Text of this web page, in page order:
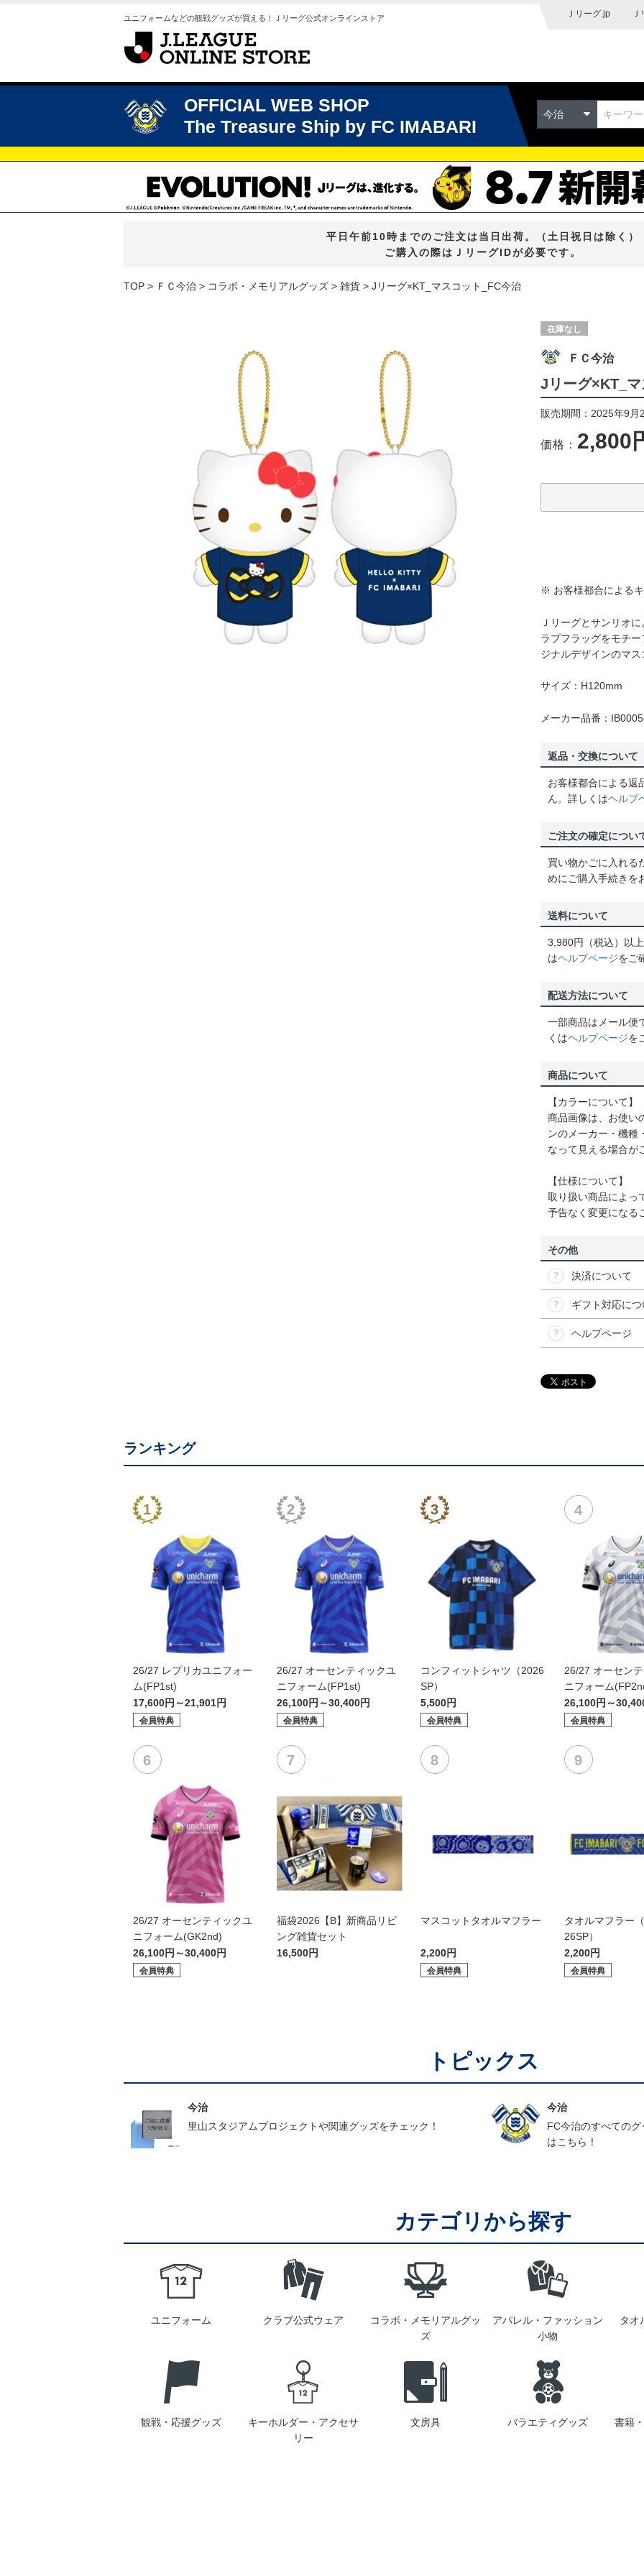
ユニフォームなどの観戦グッズが買える！Ｊリーグ公式オンラインストア Ｊリーグ.jp
OFFICIAL WEB SHOP
The Treasure Ship by FC IMABARI
今治
平日午前10時までのご注文は当日出荷。（土日祝日は除く）
ご購入の際はＪリーグIDが必要です。
TOP ＦＣ今治 コラボ・メモリアルグッズ 雑貨 Jリーグ×KT_マスコット_FC今治
在庫なし
ＦＣ今治
Jリーグ×KT_
販売期間：2025年9月
価格： 2,800
※ お客様都合による
Ｊリーグとサンリオ
ラブフラッグをモチ
ジナルデザインのマス
サイズ：H120mm
メーカー品番：
返品・交換について
お客様都合による返
ん。詳しくはヘルプ
ご注文の確定につい
買い物かごに入れる
めにご購入手続きを
送料について
3,980円（税込）以
はヘルプページをご
配送方法について
一部商品はメール便
くはヘルプページを
商品について
【カラーについて】
商品画像は、お使い
ンのメーカー・機種
なって見える場合が
【仕様について】
取り扱い商品によっ
予告なく変更になる
その他
決済について
ギフト対応に
ヘルプページ
ランキング
26/27 レプリカユニフォー
ム(FP1st)
17,600円～21,901円
会員特典
26/27 オーセンティックユ
ニフォーム(FP1st)
26,100円～30,400円
会員特典
コンフィットシャツ（2026
SP）
5,500円
会員特典
26/27 オーセン
ニフォーム
26,100円～
会員特典
26/27 オーセンティックユ
ニフォーム(GK2nd)
26,100円～30,400円
会員特典
福袋2026【B】新商品リビ
ング雑貨セット
16,500円
マスコットタオルマフラー
2,200円
会員特典
タオルマフラー
26SP）
2,200円
会員特典
トピックス
今治
里山スタジアムプロジェクトや関連グッズをチェック！
今治
FC今治のすべての
はこちら！
カテゴリから探す
ユニフォーム クラブ公式ウェア
コラボ・メモリアルグッ
ズ
アパレル・ファッション
小物
タオ
観戦・応援グッズ
キーホルダー・アクセサ
リー
文房具 バラエティグッズ 書籍